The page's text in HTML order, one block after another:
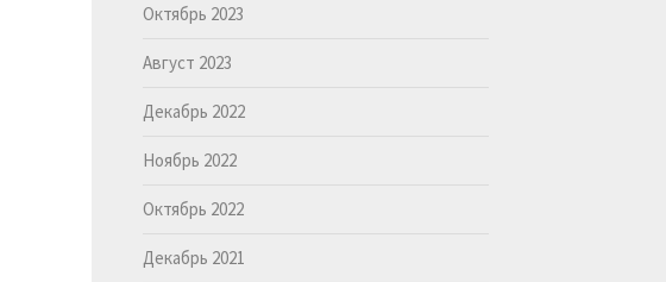
Октябрь 2023
Август 2023
Декабрь 2022
Ноябрь 2022
Октябрь 2022
Декабрь 2021